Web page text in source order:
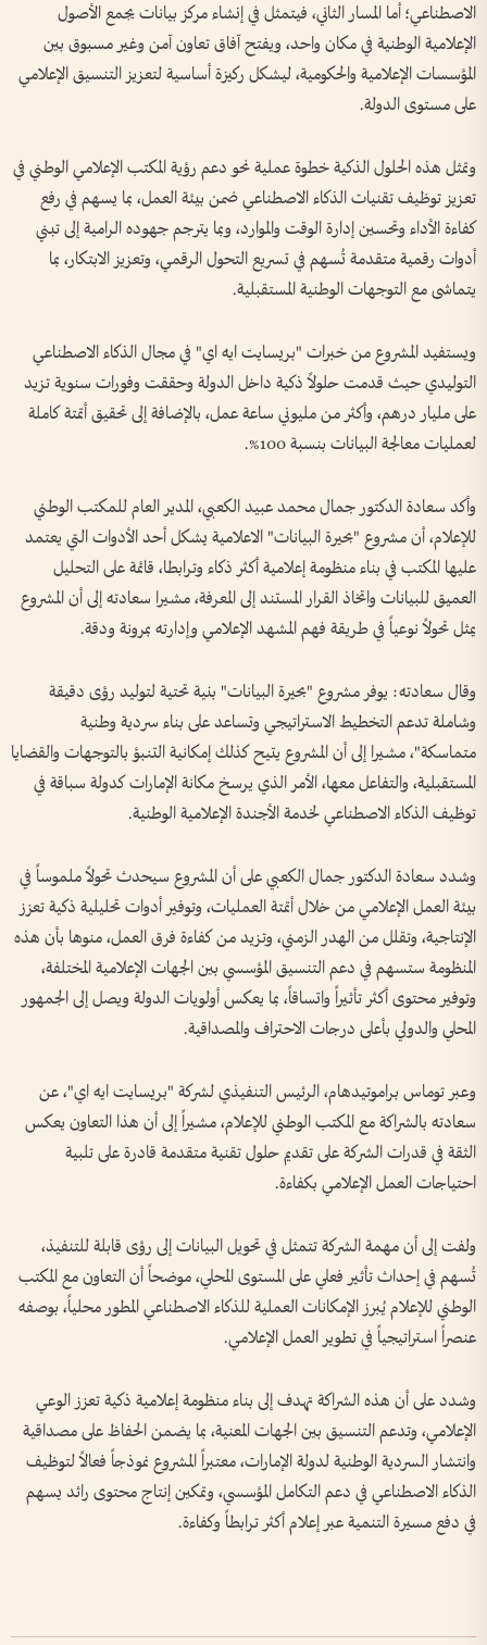
الاصطناعي؛ أما المسار الثاني، فيتمثل في إنشاء مركز بيانات يجمع الأصول
الإعلامية الوطنية في مكان واحد، ويفتح آفاق تعاون آمن وغير مسبوق بين
المؤسسات الإعلامية والحكومية، ليشكل ركيزة أساسية لتعزيز التنسيق الإعلامي
على مستوى الدولة.
وتمثل هذه الحلول الذكية خطوة عملية نحو دعم رؤية المكتب الإعلامي الوطني في
تعزيز توظيف تقنيات الذكاء الاصطناعي ضمن بيئة العمل، بما يسهم في رفع
كفاءة الأداء وتحسين إدارة الوقت والموارد، وبما يترجم جهوده الرامية إلى تبني
أدوات رقمية متقدمة تُسهم في تسريع التحول الرقمي، وتعزيز الابتكار، بما
يتماشى مع التوجهات الوطنية المستقبلية.
ويستفيد المشروع من خبرات "بريسايت ايه اي" في مجال الذكاء الاصطناعي
التوليدي حيث قدمت حلولاً ذكية داخل الدولة وحققت وفورات سنوية تزيد
على مليار درهم، وأكثر من مليوني ساعة عمل، بالإضافة إلى تحقيق أتمتة كاملة
لعمليات معالجة البيانات بنسبة 100%.
وأكد سعادة الدكتور جمال محمد عبيد الكعبي، المدير العام للمكتب الوطني
للإعلام، أن مشروع "بحيرة البيانات" الاعلامية يشكل أحد الأدوات التي يعتمد
عليها المكتب في بناء منظومة إعلامية أكثر ذكاء وترابطا، قائمة على التحليل
العميق للبيانات واتخاذ القرار المستند إلى المعرفة، مشيرا سعادته إلى أن المشروع
يمثل تحولاً نوعياً في طريقة فهم المشهد الإعلامي وإدارته بمرونة ودقة.
وقال سعادته: يوفر مشروع "بحيرة البيانات" بنية تحتية لتوليد رؤى دقيقة
وشاملة تدعم التخطيط الاستراتيجي وتساعد على بناء سردية وطنية
متماسكة"، مشيرا إلى أن المشروع يتيح كذلك إمكانية التنبؤ بالتوجهات والقضايا
المستقبلية، والتفاعل معها، الأمر الذي يرسخ مكانة الإمارات كدولة سباقة في
توظيف الذكاء الاصطناعي لخدمة الأجندة الإعلامية الوطنية.
وشدد سعادة الدكتور جمال الكعبي على أن المشروع سيحدث تحولاً ملموساً في
بيئة العمل الإعلامي من خلال أتمتة العمليات، وتوفير أدوات تحليلية ذكية تعزز
الإنتاجية، وتقلل من الهدر الزمني، وتزيد من كفاءة فرق العمل، منوها بأن هذه
المنظومة ستسهم في دعم التنسيق المؤسسي بين الجهات الإعلامية المختلفة،
وتوفير محتوى أكثر تأثيراً واتساقاً، بما يعكس أولويات الدولة ويصل إلى الجمهور
المحلي والدولي بأعلى درجات الاحتراف والمصداقية.
وعبر توماس براموتيدهام، الرئيس التنفيذي لشركة "بريسايت ايه اي"، عن
سعادته بالشراكة مع المكتب الوطني للإعلام، مشيراً إلى أن هذا التعاون يعكس
الثقة في قدرات الشركة على تقديم حلول تقنية متقدمة قادرة على تلبية
احتياجات العمل الإعلامي بكفاءة.
ولفت إلى أن مهمة الشركة تتمثل في تحويل البيانات إلى رؤى قابلة للتنفيذ،
تُسهم في إحداث تأثير فعلي على المستوى المحلي، موضحاً أن التعاون مع المكتب
الوطني للإعلام يُبرز الإمكانات العملية للذكاء الاصطناعي المطور محلياً، بوصفه
عنصراً استراتيجياً في تطوير العمل الإعلامي.
وشدد على أن هذه الشراكة تهدف إلى بناء منظومة إعلامية ذكية تعزز الوعي
الإعلامي، وتدعم التنسيق بين الجهات المعنية، بما يضمن الحفاظ على مصداقية
وانتشار السردية الوطنية لدولة الإمارات، معتبراً المشروع نموذجاً فعالاً لتوظيف
الذكاء الاصطناعي في دعم التكامل المؤسسي، وتمكين إنتاج محتوى رائد يسهم
في دفع مسيرة التنمية عبر إعلام أكثر ترابطاً وكفاءة.